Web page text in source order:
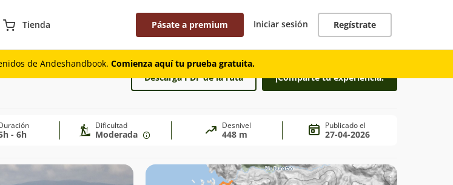
Tienda Pásate a premium Iniciar sesión Regístrate
de Andeshandbook. Comienza aquí tu prueba gratuita.
Descarga PDF de la ruta ¡Comparte tu experiencia!
- 6h
Dificultad
Moderada
Desnivel
448 m
Publicado el
27-04-2026